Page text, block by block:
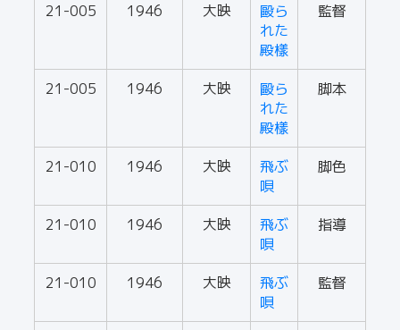
21-005 1946 大映
毆ら
れた
殿樣
監督
21-005 1946 大映
毆ら
れた
殿樣
脚本
21-010 1946 大映
飛ぶ
唄
脚色
21-010 1946 大映
飛ぶ
唄
指導
21-010 1946 大映
飛ぶ
唄
監督